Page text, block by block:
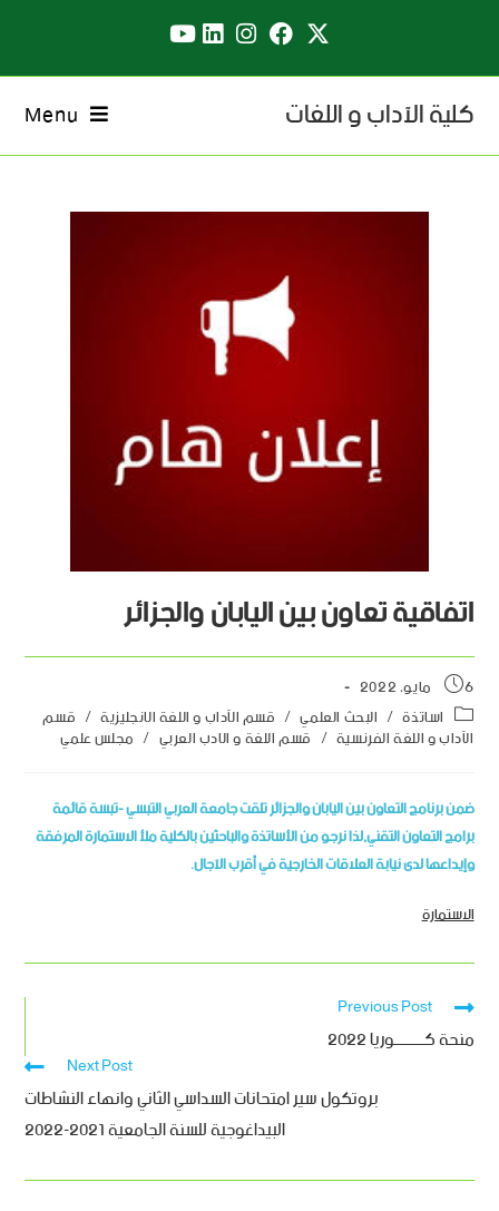
كلية الآداب و اللغات Menu
اتفاقية تعاون بين اليابان والجزائر
6 مايو، 2022
اساتذة / البحث العلمي / قسم الآداب و اللغة الانجليزية / قسم
الآداب و اللغة الفرنسية / قسم اللغة و الادب العربي / مجلس علمي
ضمن برنامج التعاون بين اليابان والجزائر تلقت جامعة العربي التبسي -تبسة قائمة
برامج التعاون التقني,لذا نرجو من الأساتذة والباحثين بالكلية ملأ الاستمارة المرفقة
وإيداعها لدى نيابة العلاقات الخارجية في أقرب الآجال.
الاستمارة
Previous Post
منحة كـــــــــوريا 2022
Next Post
بروتكول سير امتحانات السداسي الثاني وانهاء النشاطات
البيداغوجية للسنة الجامعية 2021-2022